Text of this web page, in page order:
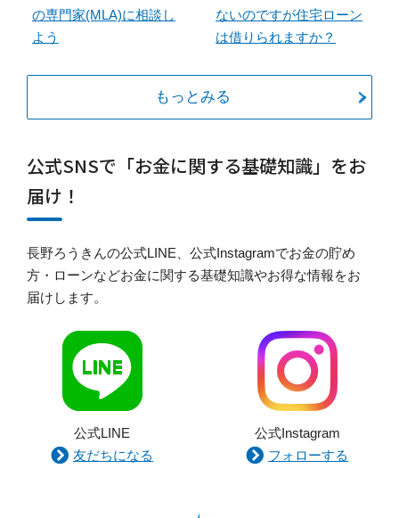
の専門家(MLA)に相談し
よう
ないのですが住宅ローン
は借りられますか？
もっとみる
公式SNSで「お金に関する基礎知識」をお
届け！
長野ろうきんの公式LINE、公式Instagramでお金の貯め
方・ローンなどお金に関する基礎知識やお得な情報をお
届けします。
公式LINE
友だちになる
公式Instagram
フォローする